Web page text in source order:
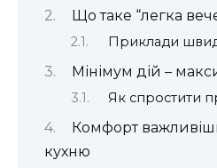
Що таке “легка
Приклади
Мінімум дій –
Як спростити
Комфорт
кухню